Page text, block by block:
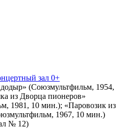
зал 0+
(Союзмультфильм, 1954,
из Дворца пионеров»
1981, 10 мин.); «Паровозик из
1967, 10 мин.)
№ 12)